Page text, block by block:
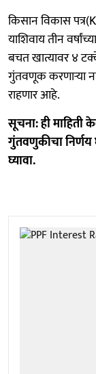
किसान विकास
याशिवाय तीन
बचत खात्यावर ४
गुंतवणूक करणाऱ्या
राहणार आहे.
सूचना: ही माहिती
गुंतवणुकीचा निर्णय
घ्यावा.